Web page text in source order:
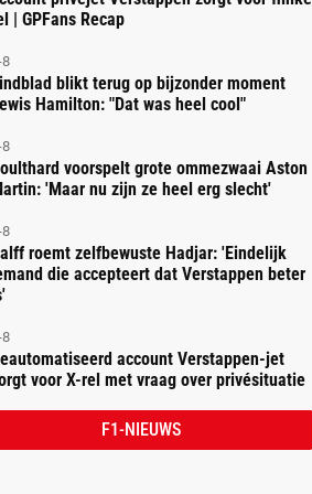
| GPFans Recap
blikt terug op bijzonder moment
Hamilton: "Dat was heel cool"
voorspelt grote ommezwaai Aston
'Maar nu zijn ze heel erg slecht'
roemt zelfbewuste Hadjar: 'Eindelijk
die accepteert dat Verstappen beter
account Verstappen-jet
voor X-rel met vraag over privésituatie
F1-NIEUWS